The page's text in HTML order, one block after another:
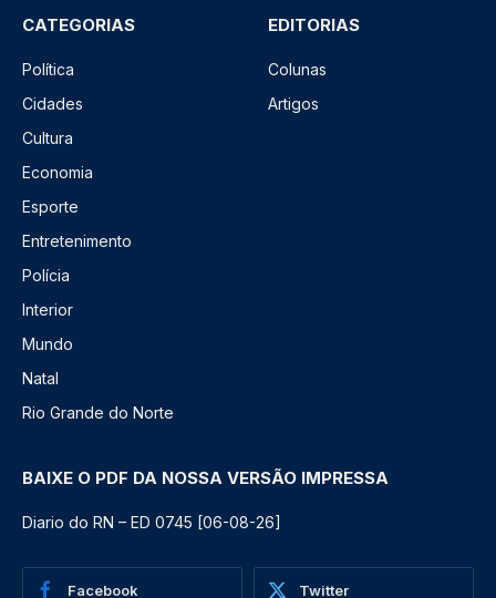
CATEGORIAS
Política
Cidades
Cultura
Economia
Esporte
Entretenimento
Polícia
Interior
Mundo
Natal
Rio Grande do Norte
EDITORIAS
Colunas
Artigos
BAIXE O PDF DA NOSSA VERSÃO IMPRESSA
Diario do RN – ED 0745 [06-08-26]
Facebook Twitter